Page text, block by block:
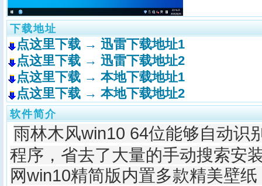
下载地址
点这里下载 → 迅雷下载地址1
点这里下载 → 迅雷下载地址2
点这里下载 → 本地下载地址1
点这里下载 → 本地下载地址2
软件简介
雨林木风win10 64位能够自动识
程序，省去了大量的手动搜索安
网win10精简版内置多款精美壁